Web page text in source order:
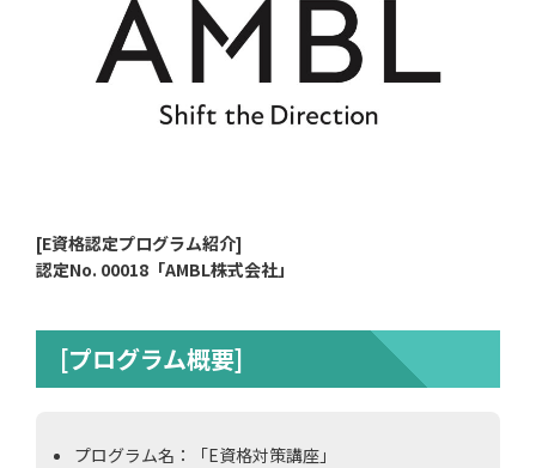
[E資格認定プログラム紹介]
認定No. 00018「AMBL株式会社」
[プログラム概要]
プログラム名：「E資格対策講座」